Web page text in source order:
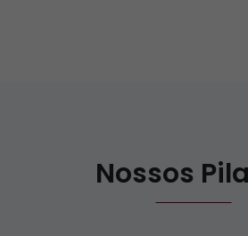
Nossos